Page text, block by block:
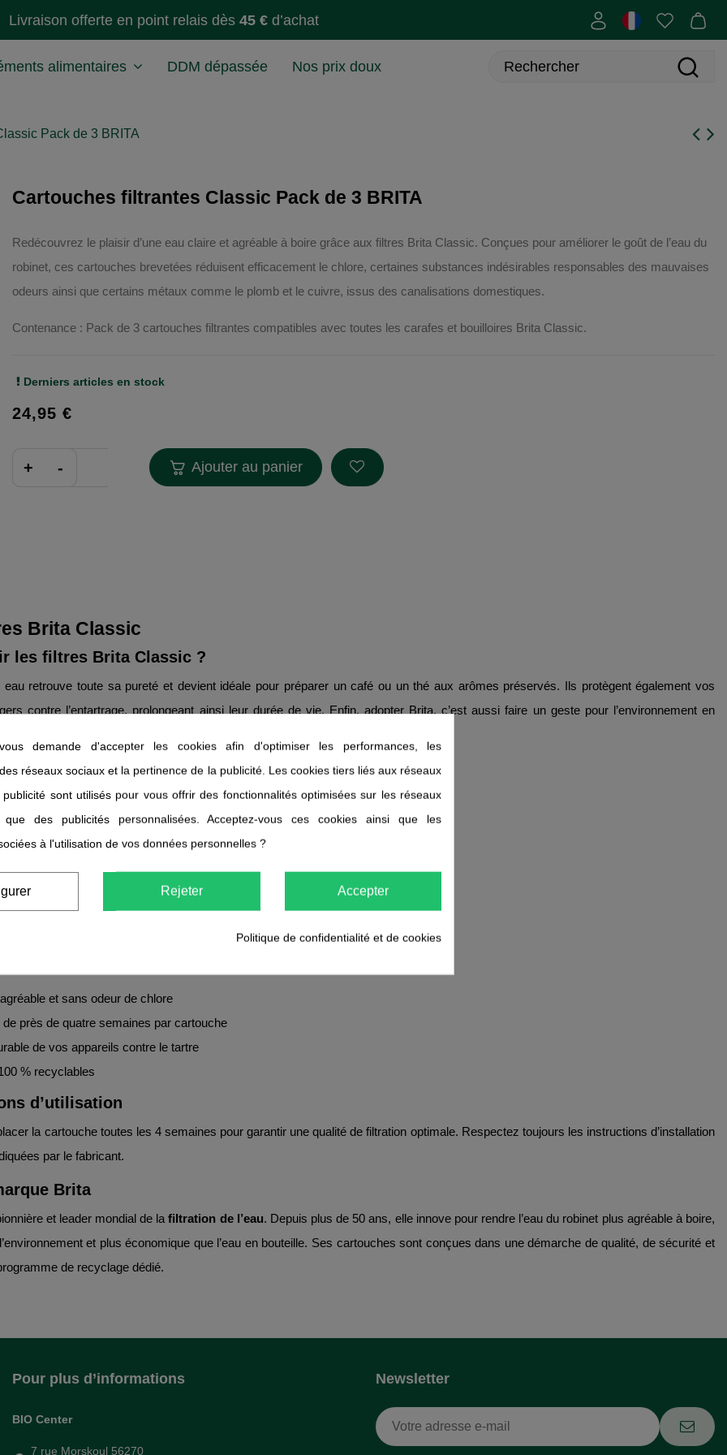
Livraison offerte en point relais dès 45 € d’achat
alimentaires DDM dépassée Nos prix doux
Pack de 3 BRITA
Cartouches filtrantes Classic Pack de 3 BRITA
Redécouvrez le plaisir d’une eau claire et agréable à boire grâce aux filtres Brita Classic. Conçues pour améliorer le goût de l’eau du
robinet, ces cartouches brevetées réduisent efficacement le chlore, certaines substances indésirables responsables des mauvaises
odeurs ainsi que certains métaux comme le plomb et le cuivre, issus des canalisations domestiques.
Contenance : Pack de 3 cartouches filtrantes compatibles avec toutes les carafes et bouilloires Brita Classic.
Derniers articles en stock
24,95 €
Ajouter au panier
Brita Classic
les filtres Brita Classic ?
retrouve toute sa pureté et devient idéale pour préparer un café ou un thé aux arômes préservés. Ils protègent également vos
contre l’entartrage, prolongeant ainsi leur durée de vie. Enfin, adopter Brita, c’est aussi faire un geste pour l’environnement en
de bouteilles plastiques.
4 étapes
Classic repose sur un procédé rigoureux :
membrane fine qui retient les particules.
absorbe chlore et substances altérant goût et odeur.
une seconde membrane fine pour une eau parfaitement filtrée.
quotidien
et sans odeur de chlore
de près de quatre semaines par cartouche
de vos appareils contre le tartre
% recyclables
d’utilisation
la cartouche toutes les 4 semaines pour garantir une qualité de filtration optimale. Respectez toujours les instructions d’installation
par le fabricant.
Brita
et leader mondial de lafiltration de l’eau. Depuis plus de 50 ans, elle innove pour rendre l’eau du robinet plus agréable à boire,
et plus économique que l’eau en bouteille. Ses cartouches sont conçues dans une démarche de qualité, de sécurité et
de recyclage dédié.
Pour plus d’informations
BIO Center
7 rue Morskoul 56270
Newsletter
demande d'accepter les cookies afin d'optimiser les performances, les
réseaux sociaux et la pertinence de la publicité. Les cookies tiers liés aux réseaux
sont utilisés pour vous offrir des fonctionnalités optimisées sur les réseaux
que des publicités personnalisées. Acceptez-vous ces cookies ainsi que les
à l'utilisation de vos données personnelles ?
Rejeter Accepter
Politique de confidentialité et de cookies